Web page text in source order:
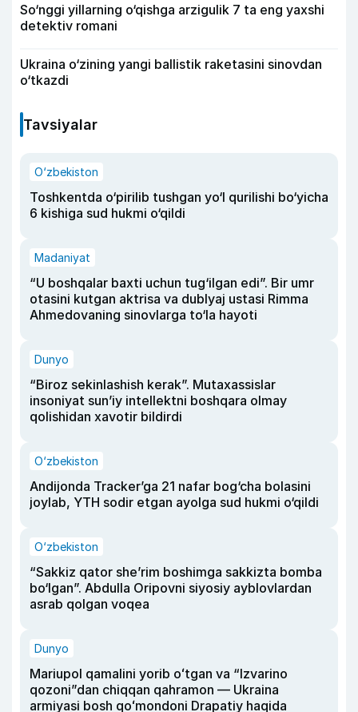
So‘nggi yillarning o‘qishga arzigulik 7 ta eng yaxshi
detektiv romani
Ukraina o‘zining yangi ballistik raketasini sinovdan
o‘tkazdi
Tavsiyalar
O‘zbekiston
Toshkentda o‘pirilib tushgan yo‘l qurilishi bo‘yicha
6 kishiga sud hukmi o‘qildi
Madaniyat
“U boshqalar baxti uchun tug‘ilgan edi”. Bir umr
otasini kutgan aktrisa va dublyaj ustasi Rimma
Ahmedovaning sinovlarga to‘la hayoti
Dunyo
“Biroz sekinlashish kerak”. Mutaxassislar
insoniyat sun’iy intellektni boshqara olmay
qolishidan xavotir bildirdi
O‘zbekiston
Andijonda Tracker’ga 21 nafar bog‘cha bolasini
joylab, YTH sodir etgan ayolga sud hukmi o‘qildi
O‘zbekiston
“Sakkiz qator she’rim boshimga sakkizta bomba
bo‘lgan”. Abdulla Oripovni siyosiy ayblovlardan
asrab qolgan voqea
Dunyo
Mariupol qamalini yorib oʻtgan va “Izvarino
qozoni”dan chiqqan qahramon — Ukraina
armiyasi bosh qoʻmondoni Drapatiy haqida